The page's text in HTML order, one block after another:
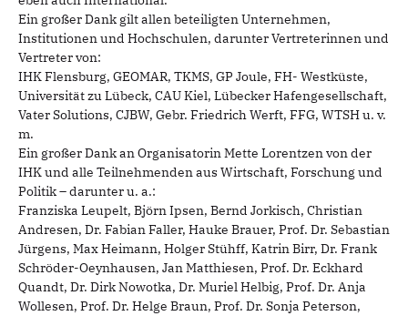
Ein großer Dank gilt allen beteiligten Unternehmen,
Institutionen und Hochschulen, darunter Vertreterinnen und
Vertreter von:
IHK Flensburg, GEOMAR, TKMS, GP Joule, FH- Westküste,
Universität zu Lübeck, CAU Kiel, Lübecker Hafengesellschaft,
Vater Solutions, CJBW, Gebr. Friedrich Werft, FFG, WTSH u. v.
m.
Ein großer Dank an Organisatorin Mette Lorentzen von der
IHK und alle Teilnehmenden aus Wirtschaft, Forschung und
Politik – darunter u. a.:
Franziska Leupelt, Björn Ipsen, Bernd Jorkisch, Christian
Andresen, Dr. Fabian Faller, Hauke Brauer, Prof. Dr. Sebastian
Jürgens, Max Heimann, Holger Stühff, Katrin Birr, Dr. Frank
Schröder-Oeynhausen, Jan Matthiesen, Prof. Dr. Eckhard
Quandt, Dr. Dirk Nowotka, Dr. Muriel Helbig, Prof. Dr. Anja
Wollesen, Prof. Dr. Helge Braun, Prof. Dr. Sonja Peterson,